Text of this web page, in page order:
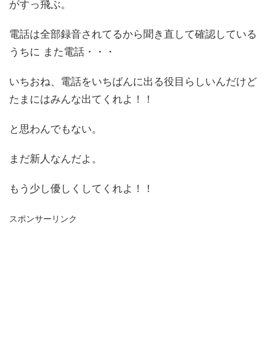
がすっ飛ぶ。
電話は全部録音されてるから聞き直して確認している
うちに また電話・・・
いちおね、電話をいちばんに出る役目らしいんだけど
たまにはみんな出てくれよ！！
と思わんでもない。
まだ新人なんだよ。
もう少し優しくしてくれよ！！
スポンサーリンク